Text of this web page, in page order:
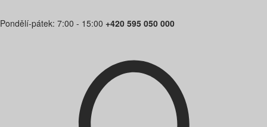
Pondělí-pátek: 7:00 - 15:00 +420 595 050 000